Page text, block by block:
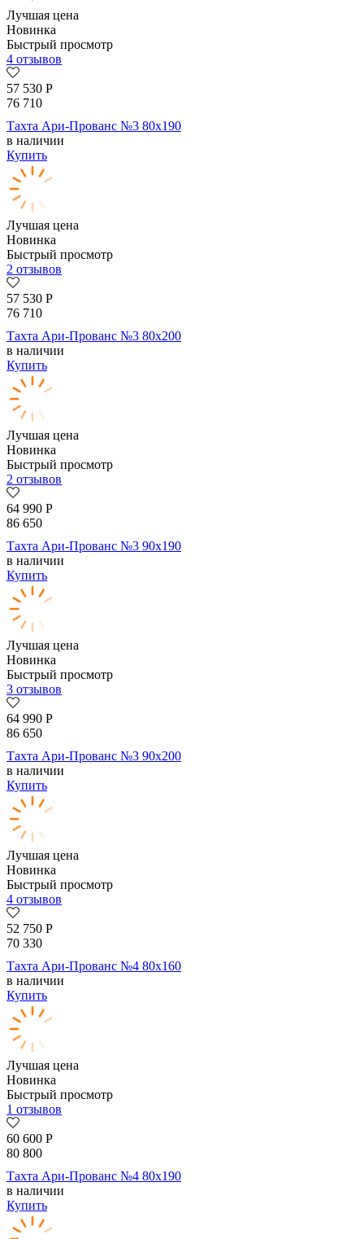
Лучшая цена
Новинка
Быстрый просмотр
4 отзывов
57 530 Р
76 710
Тахта Ари-Прованс №3 80х190
в наличии
Купить
Лучшая цена
Новинка
Быстрый просмотр
2 отзывов
57 530 Р
76 710
Тахта Ари-Прованс №3 80х200
в наличии
Купить
Лучшая цена
Новинка
Быстрый просмотр
2 отзывов
64 990 Р
86 650
Тахта Ари-Прованс №3 90х190
в наличии
Купить
Лучшая цена
Новинка
Быстрый просмотр
3 отзывов
64 990 Р
86 650
Тахта Ари-Прованс №3 90х200
в наличии
Купить
Лучшая цена
Новинка
Быстрый просмотр
4 отзывов
52 750 Р
70 330
Тахта Ари-Прованс №4 80х160
в наличии
Купить
Лучшая цена
Новинка
Быстрый просмотр
1 отзывов
60 600 Р
80 800
Тахта Ари-Прованс №4 80х190
в наличии
Купить